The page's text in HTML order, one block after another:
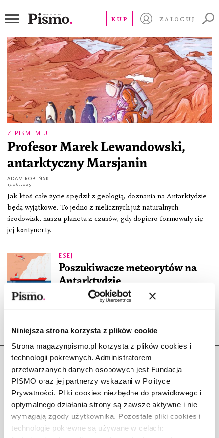
Niniejsza strona korzysta z plików cookie
Strona magazynpismo.pl korzysta z plików cookies i
technologii pokrewnych. Administratorem
przetwarzanych danych osobowych jest Fundacja
PISMO oraz jej partnerzy wskazani w Polityce
Prywatności. Pliki cookies niezbędne do prawidłowego i
optymalnego działania strony są zawsze aktywne i nie
wymagają zgody użytkownika. Pozostałe pliki cookies i
technologie pokrewne są używane w celach:
KUP ZALOGUJ
Z PISMEM U...
Profesor Marek Lewandowski,
antarktyczny Marsjanin
ADAM ROBIŃSKI
17.06.2025
Jak ktoś całe życie spędził z geologią, doznania na Antarktydzie
będą wyjątkowe. To jedno z nielicznych już naturalnych
środowisk, nasza planeta z czasów, gdy dopiero formowały się
jej kontynenty.
ESEJ
Poszukiwacze meteorytów na
Antarktydzie
BARRY LOPEZ
Copyright © Fundacja Pismo